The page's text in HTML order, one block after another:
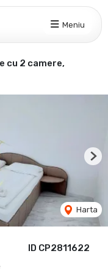
Meniu
cu 2 camere,
ID CP2811622
Harta